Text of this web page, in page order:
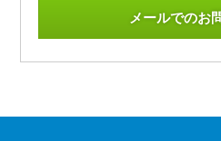
メールでのお